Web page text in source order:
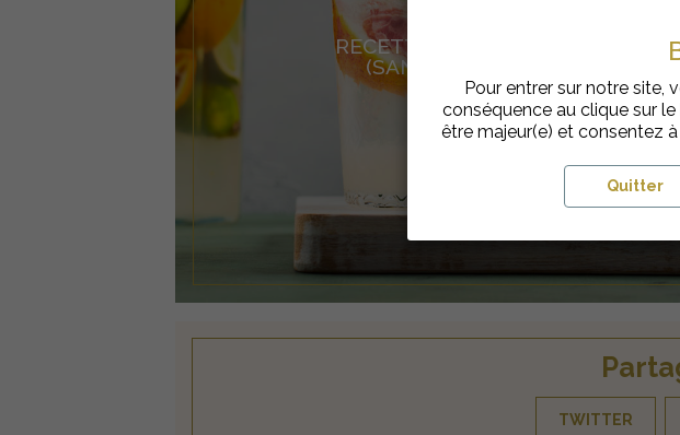
TWITTER
RECETTES MOCKTAIL
(SANS ALCOOL)
Pour entrer sur notre site,
conséquence au clique sur
être majeur(e) et consentez
Quitter